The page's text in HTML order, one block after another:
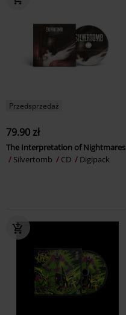
Przedsprzedaż
79.90 zł
The Interpretation of Nightmares
Silvertomb
CD Digipack